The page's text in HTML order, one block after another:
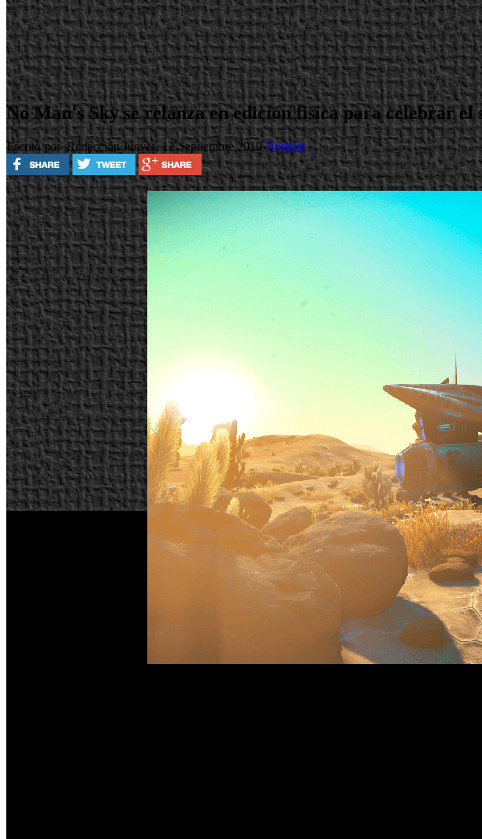
No Man's Sky se relanza en edición física para celebrar el
Escrito por RedacciónJueves, 12 Septiembre 2019Noticias